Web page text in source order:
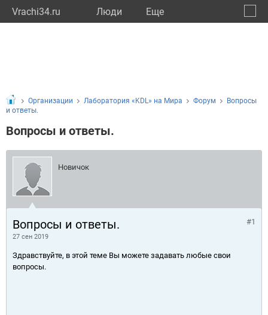
Vrachi34.ru Люди Eще
Организации Лаборатория «KDL» на Мира Форум
Вопросы
и ответы.
Вопросы и ответы.
Новичок
Вопросы и ответы.
27 сен 2019
#1
Здравствуйте, в этой теме Вы можете задавать любые свои
вопросы.